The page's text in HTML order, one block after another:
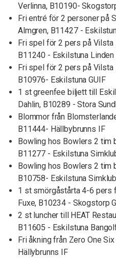
Verlinna, B10190-
Fri entré för 2 personer på
Almgren, B11427 -
Fri spel för 2 pers på
B11240 - Eskilstuna
Fri spel för 2 pers på
B10976- Eskilstuna GUIF
1 st greenfee biljett till
Dahlin, B10289 - Stora
Blommor från
B11444- Hällbybrunns IF
Bowling hos Bowlers 2 tim
B11277 - Eskilstuna
Bowling hos Bowlers 2 tim
B10758- Eskilstuna
1 st smörgåstårta 4-6 pers
Fuxe, B10234 - Skogstorp
2 st luncher till HEAT
B11605 - Eskilstuna
Fri åkning från Zero One
Hällybrunns IF